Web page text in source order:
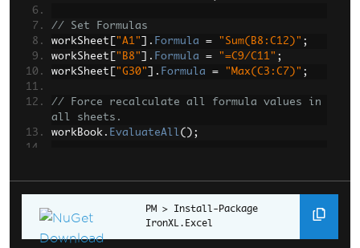
// Set Formulas
workSheet
"A1" ]. Formula = "Sum(B8:C12)" ;
workSheet
"B8" ]. Formula = "=C9/C11" ;
workSheet
"G30" ]. Formula = "Max(C3:C7)" ;
// Force recalculate all formula values in
all sheets.
workBook . EvaluateAll();
e.g. "52"
var formulaValue =
workSheet
"G30"]. First().FormattedCellValu
e ;
Install-Package
IronXL.Excel